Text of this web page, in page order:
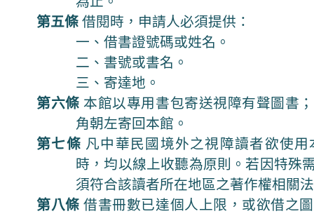
第五條 借閱時，申請人必須提供：
一、借書證號碼或姓名。
二、書號或書名。
三、寄達地。
第六條 本館以專用書包寄送視障有聲圖書
角朝左寄回本館。
第七條 凡中華民國境外之視障讀者欲使
時，均以線上收聽為原則。若因特殊
須符合該讀者所在地區之著作權相關
第八條 借書冊數已達個人上限，或欲借之